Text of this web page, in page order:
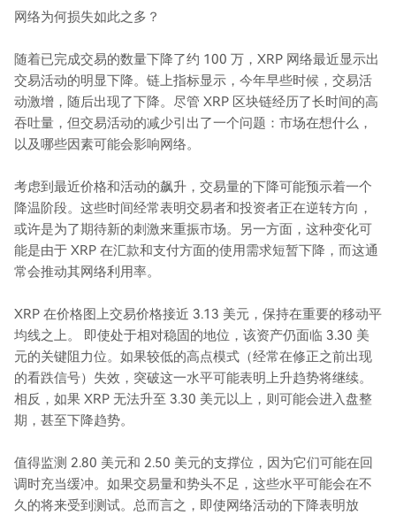
网络为何损失如此之多？
随着已完成交易的数量下降了约 100 万，XRP 网络最近显示出
交易活动的明显下降。链上指标显示，今年早些时候，交易活
动激增，随后出现了下降。尽管 XRP 区块链经历了长时间的高
吞吐量，但交易活动的减少引出了一个问题：市场在想什么，
以及哪些因素可能会影响网络。
考虑到最近价格和活动的飙升，交易量的下降可能预示着一个
降温阶段。这些时间经常表明交易者和投资者正在逆转方向，
或许是为了期待新的刺激来重振市场。另一方面，这种变化可
能是由于 XRP 在汇款和支付方面的使用需求短暂下降，而这通
常会推动其网络利用率。
XRP 在价格图上交易价格接近 3.13 美元，保持在重要的移动平
均线之上。 即使处于相对稳固的地位，该资产仍面临 3.30 美
元的关键阻力位。如果较低的高点模式（经常在修正之前出现
的看跌信号）失效，突破这一水平可能表明上升趋势将继续。
相反，如果 XRP 无法升至 3.30 美元以上，则可能会进入盘整
期，甚至下降趋势。
值得监测 2.80 美元和 2.50 美元的支撑位，因为它们可能在回
调时充当缓冲。如果交易量和势头不足，这些水平可能会在不
久的将来受到测试。总而言之，即使网络活动的下降表明放